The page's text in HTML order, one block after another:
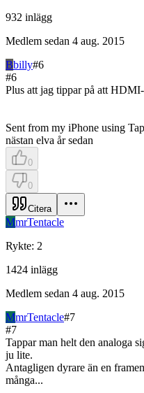
932 inlägg
Medlem sedan 4 aug. 2015
Bbilly#6
#6
Plus att jag tippar på att
Sent from my iPhone using
nästan elva år sedan
0
0
Citera
MmrTentacle
Rykte: 2
1424 inlägg
Medlem sedan 4 aug. 2015
MmrTentacle#7
#7
Tappar man helt den analoga
ju lite.
Antagligen dyrare än en
många...